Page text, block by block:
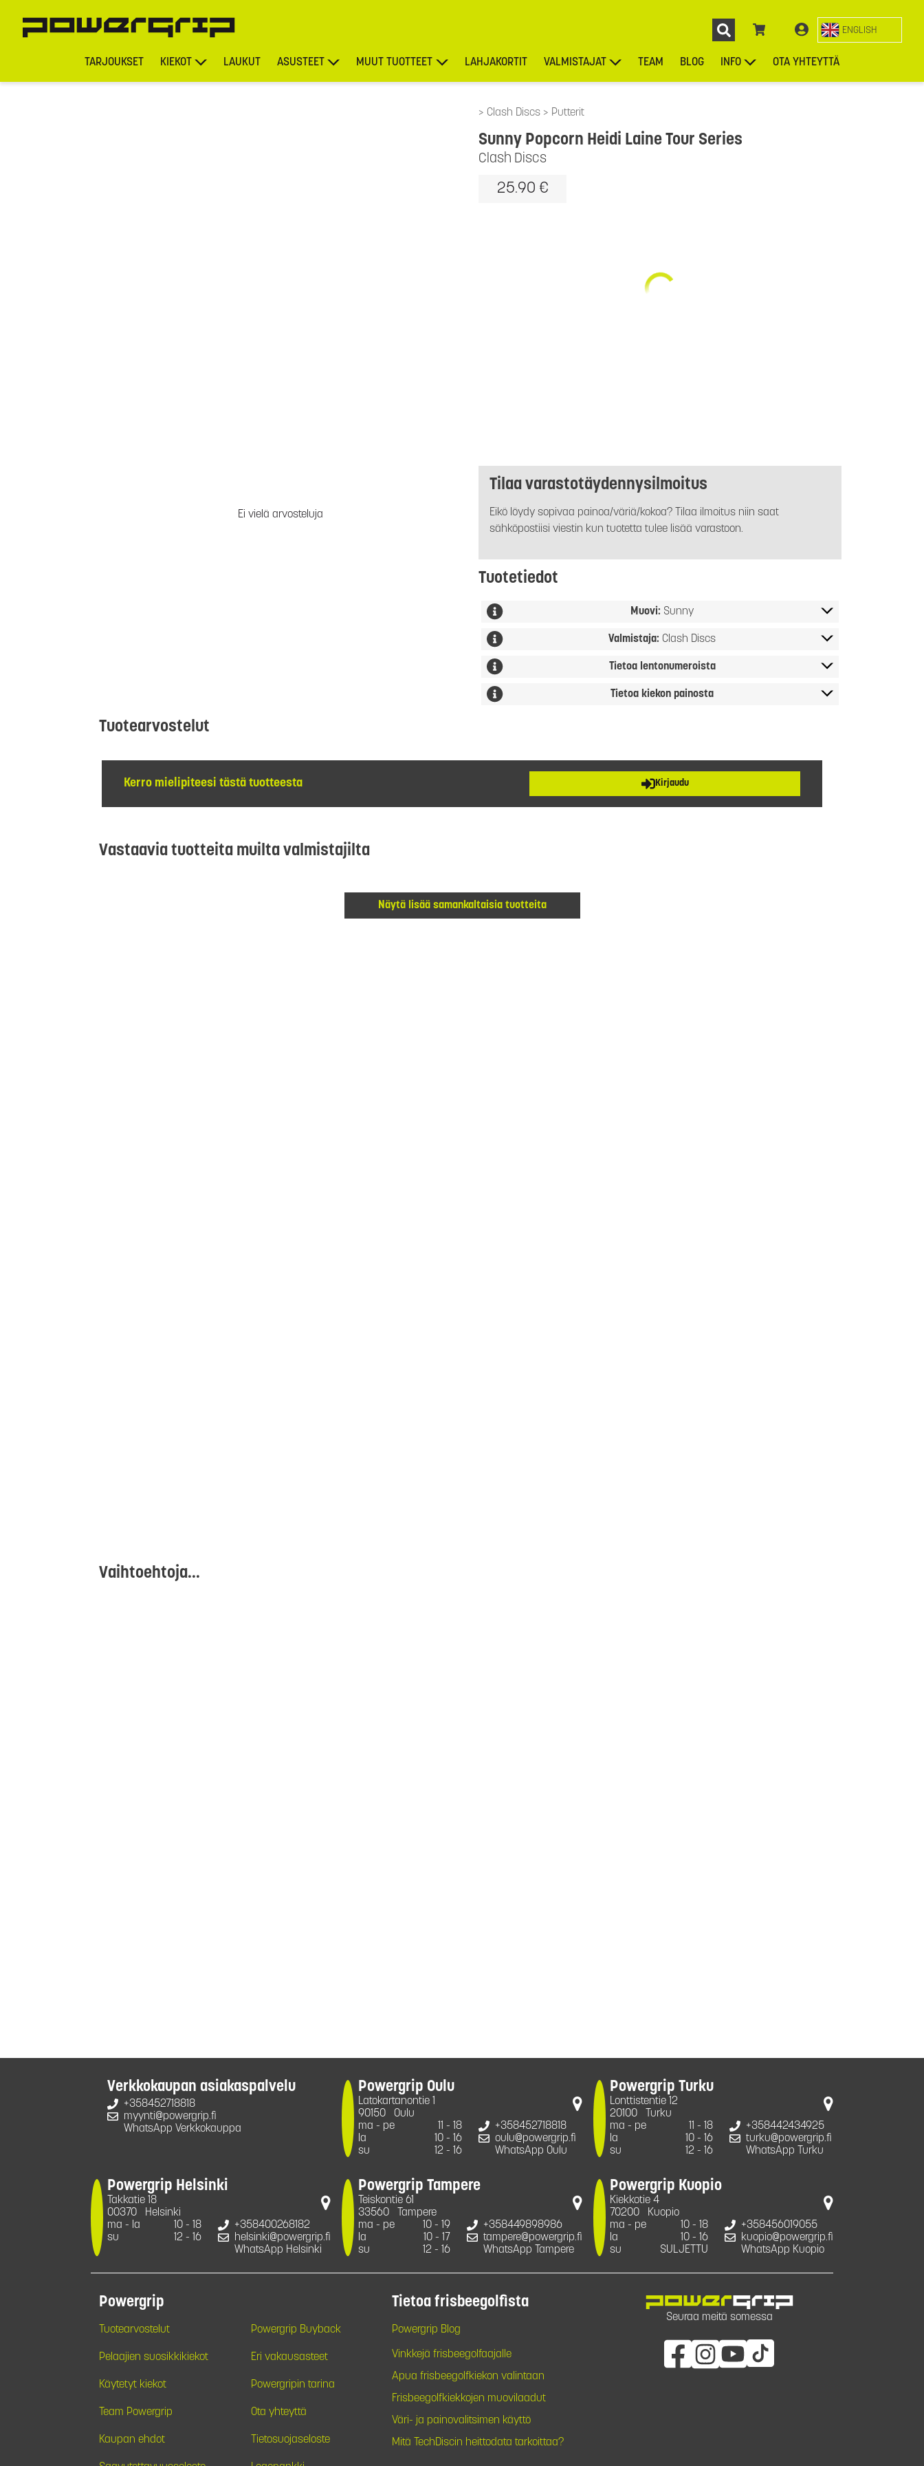
ENGLISH
TARJOUKSET KIEKOT LAUKUT ASUSTEET MUUT TUOTTEET LAHJAKORTIT VALMISTAJAT TEAM BLOG INFO OTA YHTEYTTÄ
Clash Discs Putterit
Ei vielä arvosteluja
Clash Discs
Sunny Popcorn Heidi Laine Tour Series
25.90 €
Tilaa varastotäydennysilmoitus
Eikö löydy sopivaa painoa/väriä/kokoa? Tilaa ilmoitus niin saat
sähköpostiisi viestin kun tuotetta tulee lisää varastoon.
Tuotetiedot
Muovi: Sunny
Valmistaja: Clash Discs
Tietoa lentonumeroista
Tietoa kiekon painosta
Tuotearvostelut
Kerro mielipiteesi tästä tuotteesta Kirjaudu
Vastaavia tuotteita muilta valmistajilta
Näytä lisää samankaltaisia tuotteita
Vaihtoehtoja...
Verkkokaupan asiakaspalvelu
+358452718818
myynti@powergrip.fi
WhatsApp Verkkokauppa
Powergrip Oulu
Latokartanontie 1
90150
Oulu
ma - pe
11 - 18
la
10 - 16
su
12 - 16
+358452718818
oulu@powergrip.fi
WhatsApp Oulu
Powergrip Turku
Lonttistentie 12
20100
Turku
ma - pe
11 - 18
la
10 - 16
su
12 - 16
+358442434925
turku@powergrip.fi
WhatsApp Turku
Powergrip Helsinki
Takkatie 18
00370
Helsinki
ma - la
10 - 18
su
12 - 16
+358400268182
helsinki@powergrip.fi
WhatsApp Helsinki
Powergrip Tampere
Teiskontie 61
33560
Tampere
ma - pe
10 - 19
la
10 - 17
su
12 - 16
+358449898986
tampere@powergrip.fi
WhatsApp Tampere
Powergrip Kuopio
Kiekkotie 4
70200
Kuopio
ma - pe
10 - 18
la
10 - 16
su
SULJETTU
+358456019055
kuopio@powergrip.fi
WhatsApp Kuopio
Powergrip
Tuotearvostelut Powergrip Buyback
Pelaajien suosikkikiekot Eri vakausasteet
Käytetyt kiekot Powergripin tarina
Team Powergrip Ota yhteyttä
Kaupan ehdot Tietosuojaseloste
Tietoa frisbeegolfista
Powergrip Blog
Vinkkejä frisbeegolfaajalle
Apua frisbeegolfkiekon valintaan
Frisbeegolfkiekkojen muovilaadut
Väri- ja painovalitsimen käyttö
Mitä TechDiscin heittodata tarkoittaa?
Seuraa meitä somessa